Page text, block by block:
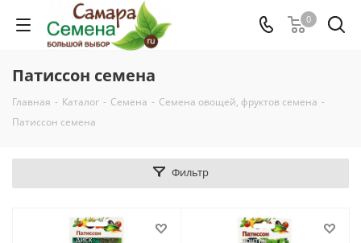
0
Патиссон семена
Главная - Каталог - Семена - Семена овощей, фруктов семена -
Патиссон семена
Фильтр